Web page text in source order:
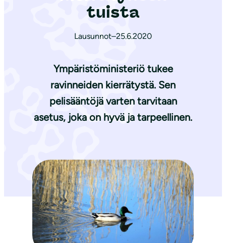
tuista
Lausunnot–25.6.2020
Ympäristöministeriö tukee
ravinneiden kierrätystä. Sen
pelisääntöjä varten tarvitaan
asetus, joka on hyvä ja tarpeellinen.